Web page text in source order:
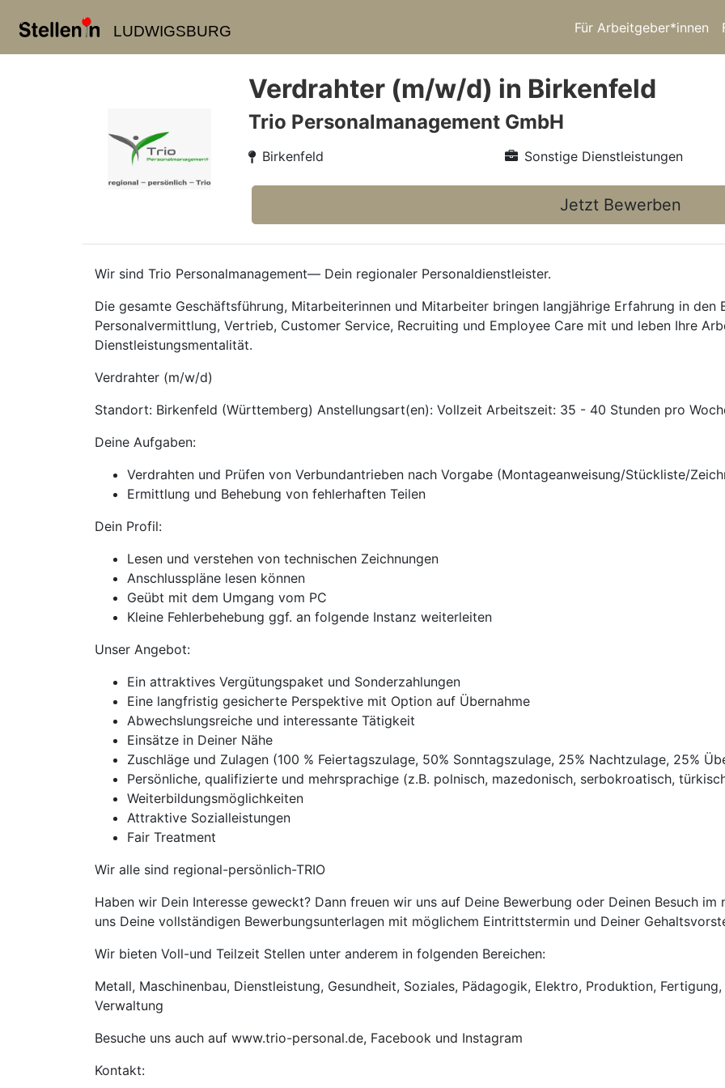
LUDWIGSBURG Für Arbeitgeber*innen
Verdrahter (m/w/d) in Birkenfeld
Trio Personalmanagement GmbH
Birkenfeld Sonstige Dienstleistungen
Jetzt Bewerben
Wir sind Trio Personalmanagement— Dein regionaler Personaldienstleister.
Die gesamte Geschäftsführung, Mitarbeiterinnen und Mitarbeiter bringen langjährige Erfahrung in den
Personalvermittlung, Vertrieb, Customer Service, Recruiting und Employee Care mit und leben Ihre
Dienstleistungsmentalität.
Verdrahter (m/w/d)
Standort: Birkenfeld (Württemberg) Anstellungsart(en): Vollzeit Arbeitszeit: 35 - 40 Stunden pro
Deine Aufgaben:
Verdrahten und Prüfen von Verbundantrieben nach Vorgabe (Montageanweisung/Stückliste/
Ermittlung und Behebung von fehlerhaften Teilen
Dein Profil:
Lesen und verstehen von technischen Zeichnungen
Anschlusspläne lesen können
Geübt mit dem Umgang vom PC
Kleine Fehlerbehebung ggf. an folgende Instanz weiterleiten
Unser Angebot:
Ein attraktives Vergütungspaket und Sonderzahlungen
Eine langfristig gesicherte Perspektive mit Option auf Übernahme
Abwechslungsreiche und interessante Tätigkeit
Einsätze in Deiner Nähe
Zuschläge und Zulagen (100 % Feiertagszulage, 50% Sonntagszulage, 25% Nachtzulage, 25%
Persönliche, qualifizierte und mehrsprachige (z.B. polnisch, mazedonisch, serbokroatisch,
Weiterbildungsmöglichkeiten
Attraktive Sozialleistungen
Fair Treatment
Wir alle sind regional-persönlich-TRIO
Haben wir Dein Interesse geweckt? Dann freuen wir uns auf Deine Bewerbung oder Deinen Besuch
uns Deine vollständigen Bewerbungsunterlagen mit möglichem Eintrittstermin und Deiner
Wir bieten Voll-und Teilzeit Stellen unter anderem in folgenden Bereichen:
Metall, Maschinenbau, Dienstleistung, Gesundheit, Soziales, Pädagogik, Elektro, Produktion,
Verwaltung
Besuche uns auch auf www.trio-personal.de, Facebook und Instagram
Kontakt: